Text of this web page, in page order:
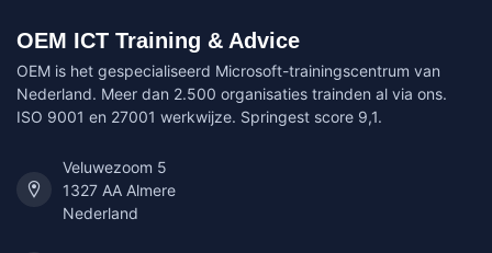
OEM ICT Training & Advice
OEM is het gespecialiseerd Microsoft-trainingscentrum van
Nederland. Meer dan 2.500 organisaties trainden al via ons.
ISO 9001 en 27001 werkwijze. Springest score 9,1.
Veluwezoom 5
1327 AA Almere
Nederland